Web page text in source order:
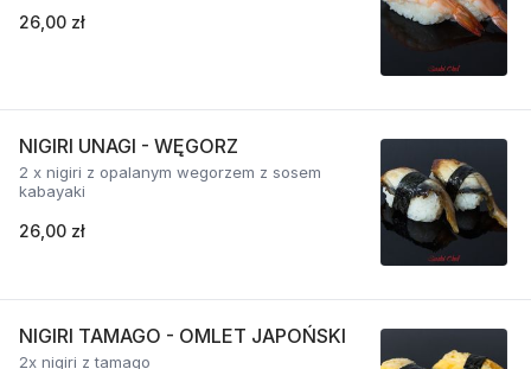
26,00 zł
NIGIRI UNAGI - WĘGORZ
2 x nigiri z opalanym wegorzem z sosem
kabayaki
26,00 zł
NIGIRI TAMAGO - OMLET JAPOŃSKI
2x nigiri z tamago